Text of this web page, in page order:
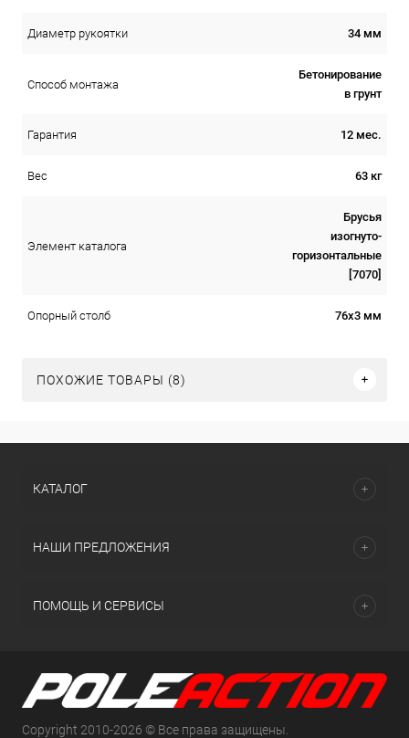
Диаметр рукоятки 34 мм
Способ монтажа
Бетонирование
в грунт
Гарантия 12 мес.
Вес 63 кг
Элемент каталога
Брусья
изогнуто-
горизонтальные
[7070]
Опорный столб 76х3 мм
ПОХОЖИЕ ТОВАРЫ (8)
КАТАЛОГ
НАШИ ПРЕДЛОЖЕНИЯ
ПОМОЩЬ И СЕРВИСЫ
Copyright 2010-2026 © Все права защищены.